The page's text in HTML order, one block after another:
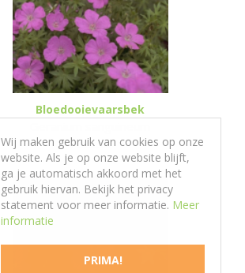
Bloedooievaarsbek
'Elsbeth'
PRIMA!
Wij maken gebruik van cookies op onze
website. Als je op onze website blijft,
ga je automatisch akkoord met het
gebruik hiervan. Bekijk het privacy
statement voor meer informatie. Meer
informatie